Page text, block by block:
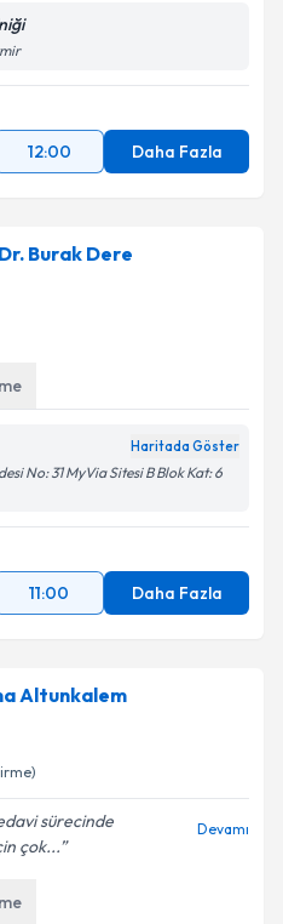
12:00 Daha Fazla
Burak Dere
Haritada Göster
No: 31 MyVia Sitesi B Blok Kat: 6
11:00 Daha Fazla
Altunkalem
sürecinde
çok...
Devamı